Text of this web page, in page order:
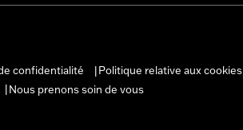
confidentialité Politique relative aux cookies
Nous prenons soin de vous